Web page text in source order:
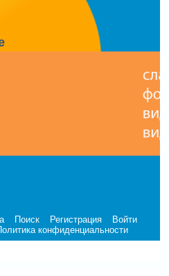
Поиск Регистрация
Войти
конфиденциальности